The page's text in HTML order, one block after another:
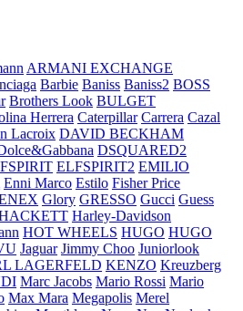
ARMANI EXCHANGE
Barbie Baniss Baniss2 BOSS
Brothers Look BULGET
Herrera Caterpillar Carrera Cazal
Lacroix DAVID BECKHAM
DSQUARED2
ELFSPIRIT2 EMILIO
Enni Marco Estilo Fisher Price
Glory GRESSO Gucci Guess
Harley-Davidson
HOT WHEELS HUGO HUGO
Jaguar Jimmy Choo Juniorlook
LAGERFELD KENZO Kreuzberg
Marc Jacobs Mario Rossi Mario
Max Mara Megapolis Merel